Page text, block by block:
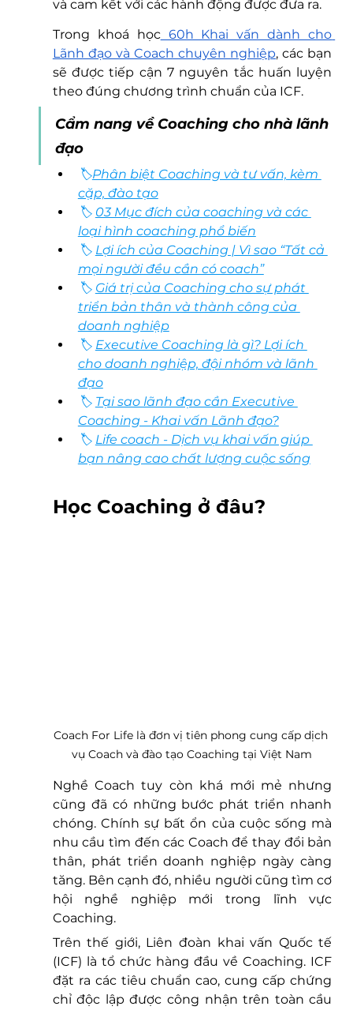
và cam kết với các hành động được đưa ra.
Trong khoá học 60h Khai vấn dành cho
Lãnh đạo và Coach chuyên nghiệp, các bạn
sẽ được tiếp cận 7 nguyên tắc huấn luyện
theo đúng chương trình chuẩn của ICF.
Cẩm nang về Coaching cho nhà lãnh
đạo
🏷Phân biệt Coaching và tư vấn, kèm
cặp, đào tạo
🏷 03 Mục đích của coaching và các
loại hình coaching phổ biến
🏷 Lợi ích của Coaching | Vì sao “Tất cả
mọi người đều cần có coach”
🏷 Giá trị của Coaching cho sự phát
triển bản thân và thành công của
doanh nghiệp
🏷 Executive Coaching là gì? Lợi ích
cho doanh nghiệp, đội nhóm và lãnh
đạo
🏷 Tại sao lãnh đạo cần Executive
Coaching - Khai vấn Lãnh đạo?
🏷 Life coach - Dịch vụ khai vấn giúp
bạn nâng cao chất lượng cuộc sống
Học Coaching ở đâu?
Coach For Life là đơn vị tiên phong cung cấp dịch
vụ Coach và đào tạo Coaching tại Việt Nam
Nghề Coach tuy còn khá mới mẻ nhưng
cũng đã có những bước phát triển nhanh
chóng. Chính sự bất ổn của cuộc sống mà
nhu cầu tìm đến các Coach để thay đổi bản
thân, phát triển doanh nghiệp ngày càng
tăng. Bên cạnh đó, nhiều người cũng tìm cơ
hội nghề nghiệp mới trong lĩnh vực
Coaching.
Trên thế giới, Liên đoàn khai vấn Quốc tế
(ICF) là tổ chức hàng đầu về Coaching. ICF
đặt ra các tiêu chuẩn cao, cung cấp chứng
chỉ độc lập được công nhận trên toàn cầu